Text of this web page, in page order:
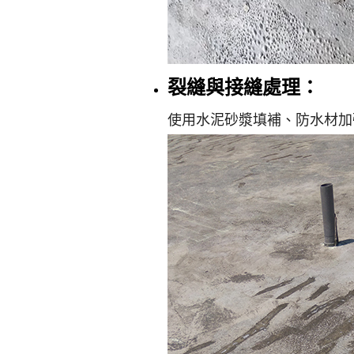
裂縫與接縫處理：
使用水泥砂漿填補、防水材